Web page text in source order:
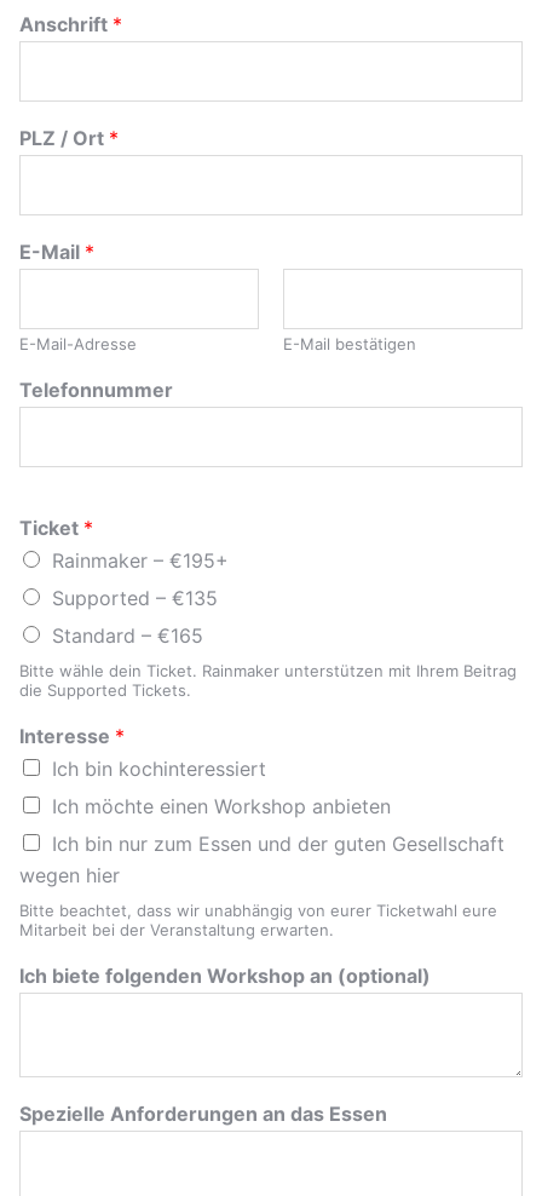
Anschrift *
PLZ / Ort *
E-Mail *
E-Mail-Adresse E-Mail bestätigen
Telefonnummer
Ticket *
Rainmaker – €195+
Supported – €135
Standard – €165
Bitte wähle dein Ticket. Rainmaker unterstützen mit Ihrem Beitrag
die Supported Tickets.
Interesse *
Ich bin kochinteressiert
Ich möchte einen Workshop anbieten
Ich bin nur zum Essen und der guten Gesellschaft
wegen hier
Bitte beachtet, dass wir unabhängig von eurer Ticketwahl eure
Mitarbeit bei der Veranstaltung erwarten.
Ich biete folgenden Workshop an (optional)
Spezielle Anforderungen an das Essen